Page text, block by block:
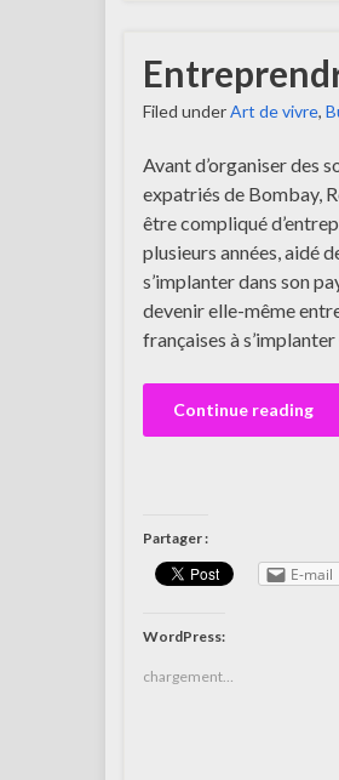
Filed underArt de vivre,
Avant d’organiser des
expatriés de Bombay,
être compliqué
plusieurs années, aidé
s’implanter dans son
devenir elle-même
françaises à
Continue reading
Partager :
E-mail
WordPress:
chargement…